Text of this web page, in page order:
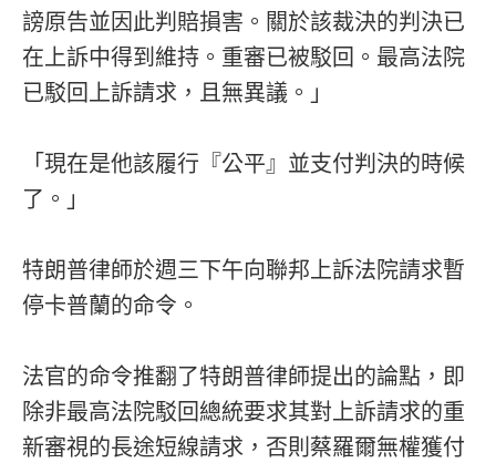
謗原告並因此判賠損害。關於該裁決的判決已
在上訴中得到維持。重審已被駁回。最高法院
已駁回上訴請求，且無異議。」
「現在是他該履行『公平』並支付判決的時候
了。」
特朗普律師於週三下午向聯邦上訴法院請求暫
停卡普蘭的命令。
法官的命令推翻了特朗普律師提出的論點，即
除非最高法院駁回總統要求其對上訴請求的重
新審視的長途短線請求，否則蔡羅爾無權獲付